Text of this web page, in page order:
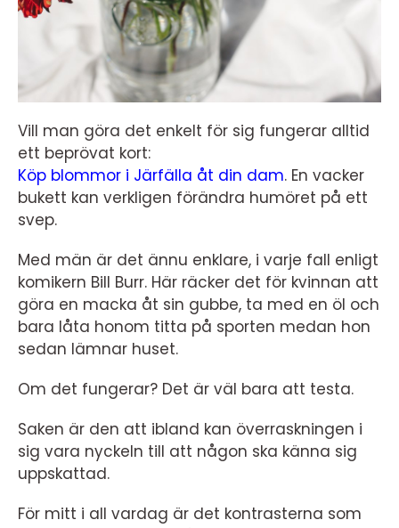
Vill man göra det enkelt för sig fungerar alltid
ett beprövat kort:
Köp blommor i Järfälla åt din dam. En vacker
bukett kan verkligen förändra humöret på ett
svep.
Med män är det ännu enklare, i varje fall enligt
komikern Bill Burr. Här räcker det för kvinnan att
göra en macka åt sin gubbe, ta med en öl och
bara låta honom titta på sporten medan hon
sedan lämnar huset.
Om det fungerar? Det är väl bara att testa.
Saken är den att ibland kan överraskningen i
sig vara nyckeln till att någon ska känna sig
uppskattad.
För mitt i all vardag är det kontrasterna som